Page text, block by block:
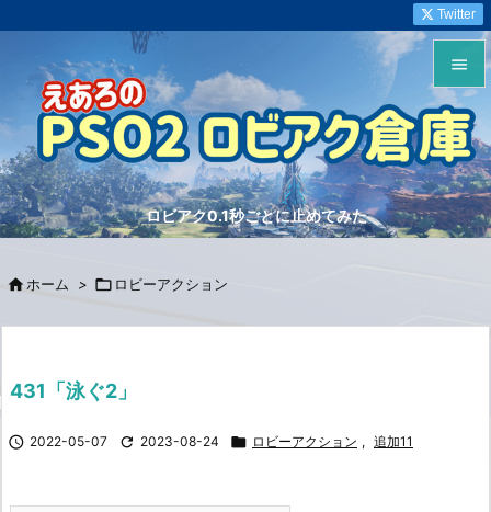
ロビアク0.1秒ごとに止めてみた


メニュ

サイド


Twitter
 ホーム >  ロビーアクション
431「泳ぐ2」
 2022-05-07  2023-08-24  ロビーアクション , 追加11